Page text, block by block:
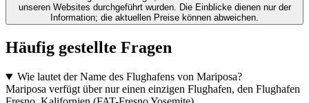
unseren Websites durchgeführt wurden. Die Einblicke dienen nur der
Information; die aktuellen Preise können abweichen.
Häufig gestellte Fragen
Wie lautet der Name des Flughafens von Mariposa?
Mariposa verfügt über nur einen einzigen Flughafen, den Flughafen